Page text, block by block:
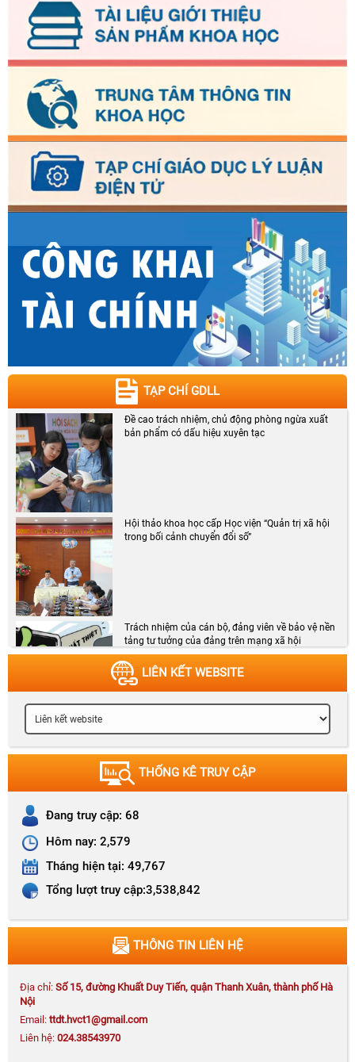
TẠP CHÍ GDLL
Đề cao trách nhiệm, chủ động phòng ngừa xuất
bản phẩm có dấu hiệu xuyên tạc
Hội thảo khoa học cấp Học viện “Quản trị xã hội
trong bối cảnh chuyển đổi số”
Trách nhiệm của cán bộ, đảng viên về bảo vệ nền
tảng tư tưởng của đảng trên mạng xã hội
Chương trình Chào cờ, phổ biến Nghị quyết tháng 8
Kế hoạch số 171-KH/HVCTKV I hệ thống kiến
thức và hướng dẫn ôn thi tốt nghiệp các lớp
CCLLCT hệ tập trung K72 (tuyển sinh đợt 2)
Thông báo số 203-TB/HVCTKV I kế hoạch thi bổ
sung lớp CCLLCT
LIÊN KẾT WEBSITE
THỐNG KÊ TRUY CẬP
Đang truy cập: 68
Hôm nay: 2,579
Tháng hiện tại: 49,767
Tổng lượt truy cập:3,538,842
THÔNG TIN LIÊN HỆ
Địa chỉ: Số 15, đường Khuất Duy Tiến, quận Thanh Xuân, thành phố Hà
Nội
Email: ttdt.hvct1@gmail.com
Liên hệ: 024.38543970